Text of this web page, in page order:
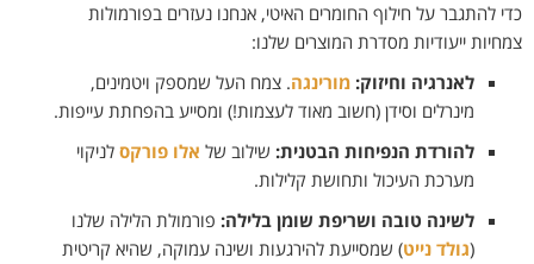
כדי להתגבר על חילוף החומרים האיטי, אנחנו נעזרים בפורמולות
צמחיות ייעודיות מסדרת המוצרים שלנו:
לאנרגיה וחיזוק: מורינגה. צמח העל שמספק ויטמינים,
מינרלים וסידן (חשוב מאוד לעצמות!) ומסייע בהפחתת עייפות.
להורדת הנפיחות הבטנית: שילוב של אלו פורקס לניקוי
מערכת העיכול ותחושת קלילות.
לשינה טובה ושריפת שומן בלילה: פורמולת הלילה שלנו
(גולד נייט) שמסייעת להירגעות ושינה עמוקה, שהיא קריטית